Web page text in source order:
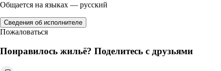
Общается на языках — русский
Сведения об исполнителе
Пожаловаться
Понравилось жильё? Поделитесь с друзьями